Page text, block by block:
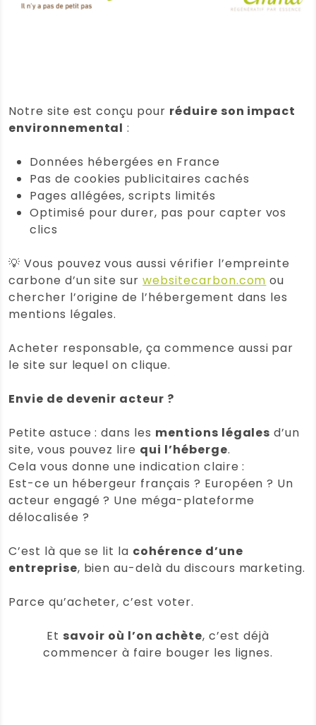
Notre site est conçu pour réduire son impact
environnemental :
Données hébergées en France
Pas de cookies publicitaires cachés
Pages allégées, scripts limités
Optimisé pour durer, pas pour capter vos
clics
💡 Vous pouvez vous aussi vérifier l’empreinte
carbone d’un site surwebsitecarbon.com ou
chercher l’origine de l’hébergement dans les
mentions légales.
Acheter responsable, ça commence aussi par
le site sur lequel on clique.
Envie de devenir acteur ?
Petite astuce : dans les mentions légales d’un
site, vous pouvez lire qui l’héberge.
Cela vous donne une indication claire :
Est-ce un hébergeur français ? Européen ? Un
acteur engagé ? Une méga-plateforme
délocalisée ?
C’est là que se lit la cohérence d’une
entreprise, bien au-delà du discours marketing.
Parce qu’acheter, c’est voter.
Et savoir où l’on achète, c’est déjà
commencer à faire bouger les lignes.